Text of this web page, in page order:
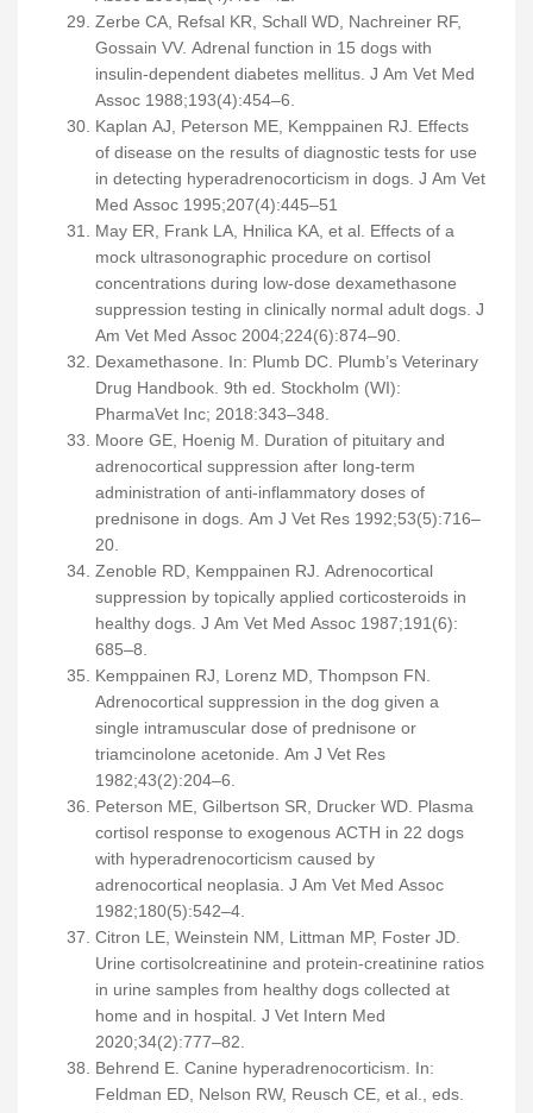
Zerbe CA, Refsal KR, Schall WD, Nachreiner RF,
Gossain VV. Adrenal function in 15 dogs with
insulin-dependent diabetes mellitus. J Am Vet Med
Assoc 1988;193(4):454–6.
Kaplan AJ, Peterson ME, Kemppainen RJ. Effects
of disease on the results of diagnostic tests for use
in detecting hyperadrenocorticism in dogs. J Am Vet
Med Assoc 1995;207(4):445–51
May ER, Frank LA, Hnilica KA, et al. Effects of a
mock ultrasonographic procedure on cortisol
concentrations during low-dose dexamethasone
suppression testing in clinically normal adult dogs. J
Am Vet Med Assoc 2004;224(6):874–90.
Dexamethasone. In: Plumb DC. Plumb’s Veterinary
Drug Handbook. 9th ed. Stockholm (WI):
PharmaVet Inc; 2018:343–348.
Moore GE, Hoenig M. Duration of pituitary and
adrenocortical suppression after long-term
administration of anti-inflammatory doses of
prednisone in dogs. Am J Vet Res 1992;53(5):716–
20.
Zenoble RD, Kemppainen RJ. Adrenocortical
suppression by topically applied corticosteroids in
healthy dogs. J Am Vet Med Assoc 1987;191(6):
685–8.
Kemppainen RJ, Lorenz MD, Thompson FN.
Adrenocortical suppression in the dog given a
single intramuscular dose of prednisone or
triamcinolone acetonide. Am J Vet Res
1982;43(2):204–6.
Peterson ME, Gilbertson SR, Drucker WD. Plasma
cortisol response to exogenous ACTH in 22 dogs
with hyperadrenocorticism caused by
adrenocortical neoplasia. J Am Vet Med Assoc
1982;180(5):542–4.
Citron LE, Weinstein NM, Littman MP, Foster JD.
Urine cortisolcreatinine and protein-creatinine ratios
in urine samples from healthy dogs collected at
home and in hospital. J Vet Intern Med
2020;34(2):777–82.
Behrend E. Canine hyperadrenocorticism. In:
Feldman ED, Nelson RW, Reusch CE, et al., eds.